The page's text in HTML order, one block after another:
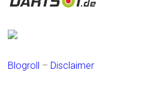
Blogroll – Disclaimer